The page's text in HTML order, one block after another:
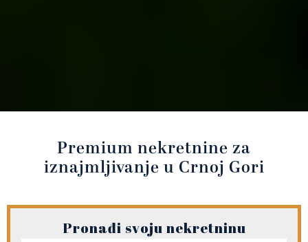
Premium nekretnine za
iznajmljivanje u Crnoj Gori
Pronađi svoju nekretninu